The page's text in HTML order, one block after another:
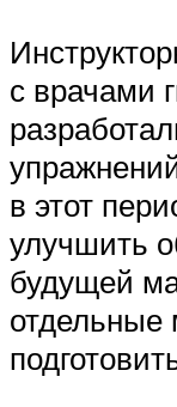
с врачами
в этот
улучшить
будущей